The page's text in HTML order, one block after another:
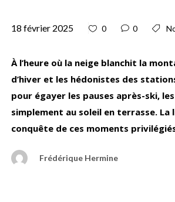
18 février 2025 0 0
À l’heure où la neige blanchit la
d’hiver et les hédonistes des
pour égayer les pauses après-ski,
simplement au soleil en terrasse.
conquête de ces moments
Frédérique Hermine